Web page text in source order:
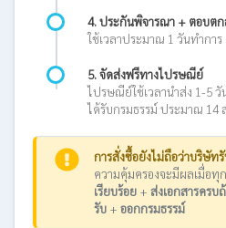
4. ประกันพิจารณา + ตอบตก
ใช้เวลาประมาณ 1 วันทำการ
5. จัดส่งฟรีทางไปรษณีย์
ไปรษณีย์ใช้เวลานำส่ง 1-5 วั
ได้รับกรมธรรม์ ประมาณ 14
การสั่งซื้อยังไม่ถือว่าบริษัท
ความคุ้มครองจะมีผลเมื่อทุ
เรียบร้อย+ ส่งเอกสารครบ
รับ+ ออกกรมธรรม์